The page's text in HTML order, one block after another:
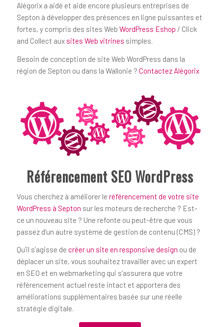
Alégorix a aidé et aide encore plusieurs entreprises de
Septon à développer des présences en ligne puissantes et
fortes, y compris des sites Web WordPress Eshop / Click
and Collect aux sites Web vitrines simples.
Besoin de conception de site Web WordPress dans la
région de Septon ou dans la Wallonie ? Contactez Alégorix
Référencement SEO WordPress
Vous cherchez à améliorer le référencement de votre site
WordPress à Septon sur les moteurs de recherche ? Est-
ce un nouveau site ? Une refonte ou peut-être que vous
passez d’un autre système de gestion de contenu (CMS) ?
Qu’il s’agisse de créer un site en responsive design ou de
déplacer un site, vous souhaitez travailler avec un expert
en SEO et en webmarketing qui s’assurera que votre
référencement actuel reste intact et apportera des
améliorations supplémentaires basée sur une réelle
stratégie digitale.